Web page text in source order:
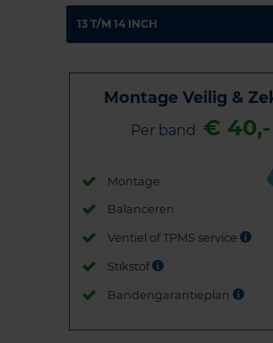
Montage Veilig &
Per band € 40,-
Montage
Balanceren
Ventiel of TPMS service
Stikstof
Bandengarantieplan